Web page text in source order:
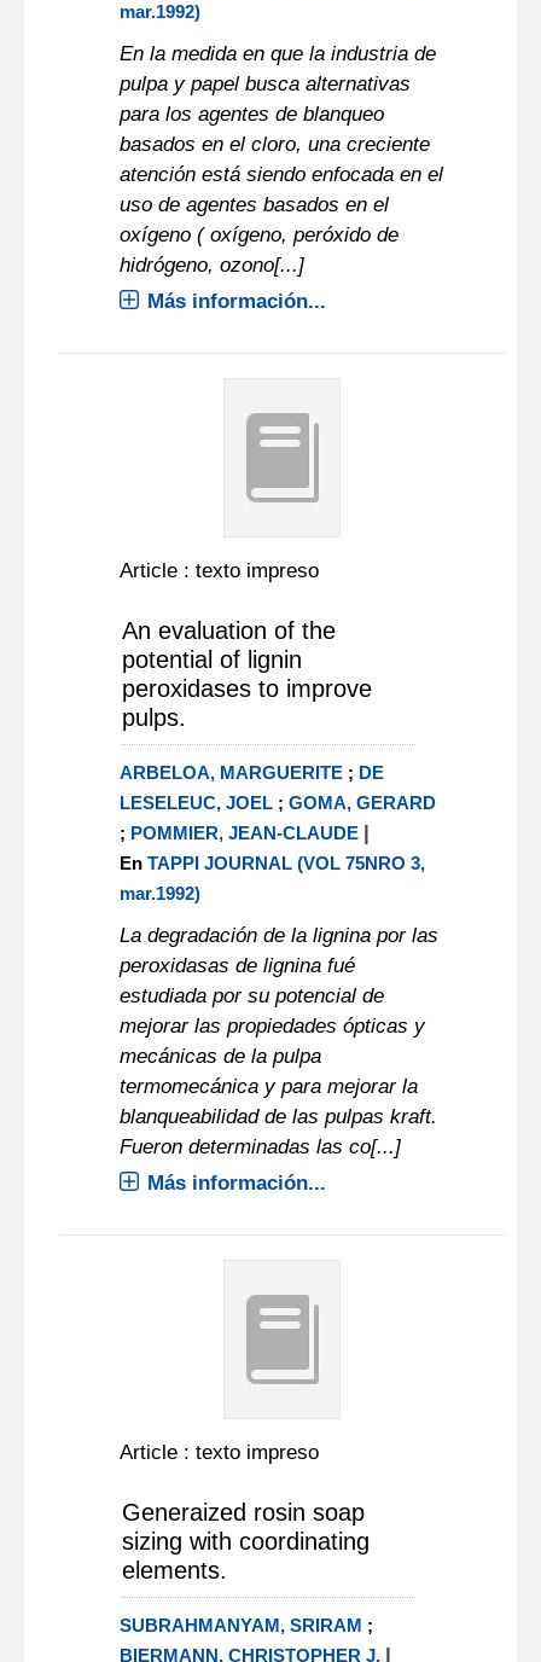
mar.1992)
En la medida en que la industria de
pulpa y papel busca alternativas
para los agentes de blanqueo
basados en el cloro, una creciente
atención está siendo enfocada en el
uso de agentes basados en el
oxígeno ( oxígeno, peróxido de
hidrógeno, ozono[...]
Más información...
Article : texto impreso
An evaluation of the
potential of lignin
peroxidases to improve
pulps.
ARBELOA, MARGUERITE; DE
LESELEUC, JOEL; GOMA, GERARD
; POMMIER, JEAN-CLAUDE |
En TAPPI JOURNAL (VOL 75NRO 3,
mar.1992)
La degradación de la lignina por las
peroxidasas de lignina fué
estudiada por su potencial de
mejorar las propiedades ópticas y
mecánicas de la pulpa
termomecánica y para mejorar la
blanqueabilidad de las pulpas kraft.
Fueron determinadas las co[...]
Más información...
Article : texto impreso
Generaized rosin soap
sizing with coordinating
elements.
SUBRAHMANYAM, SRIRAM ;
BIERMANN, CHRISTOPHER J. |